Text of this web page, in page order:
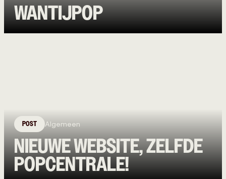
WANTIJPOP
POST Algemeen
NIEUWE WEBSITE, ZELFDE
POPCENTRALE!